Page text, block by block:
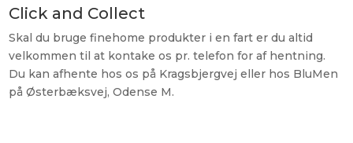
Click and Collect
Skal du bruge finehome produkter i en fart er du altid
velkommen til at kontake os pr. telefon for af hentning.
Du kan afhente hos os på Kragsbjergvej eller hos BluMen
på Østerbæksvej, Odense M.